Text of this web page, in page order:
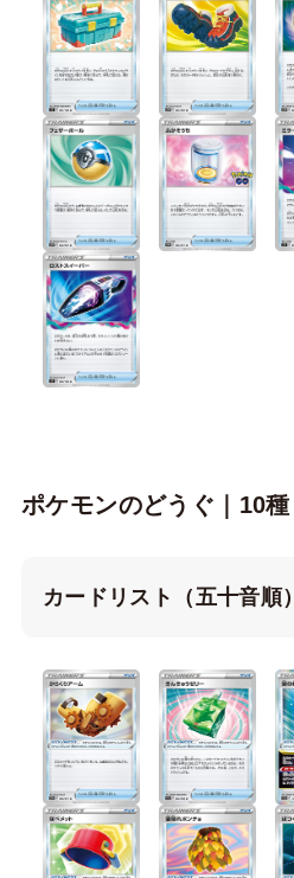
ポケモンのどうぐ｜10種
カードリスト（五十音順）